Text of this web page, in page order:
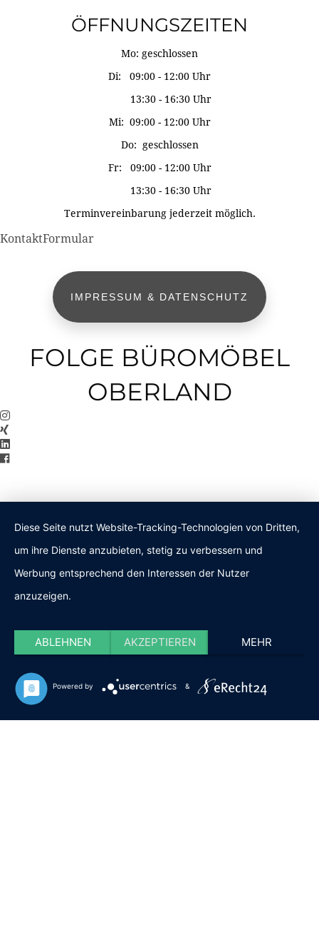
ÖFFNUNGSZEITEN
Mo: geschlossen
Di: 09:00 - 12:00 Uhr
13:30 - 16:30 Uhr
Mi: 09:00 - 12:00 Uhr
Do: geschlossen
Fr: 09:00 - 12:00 Uhr
13:30 - 16:30 Uhr
Terminvereinbarung jederzeit möglich.
KontaktFormular
IMPRESSUM & DATENSCHUTZ
FOLGE BÜROMÖBEL
OBERLAND
Diese Seite nutzt Website-Tracking-Technologien von Dritten,
um ihre Dienste anzubieten, stetig zu verbessern und
Werbung entsprechend den Interessen der Nutzer
anzuzeigen.
ABLEHNEN AKZEPTIEREN MEHR
Powered by &